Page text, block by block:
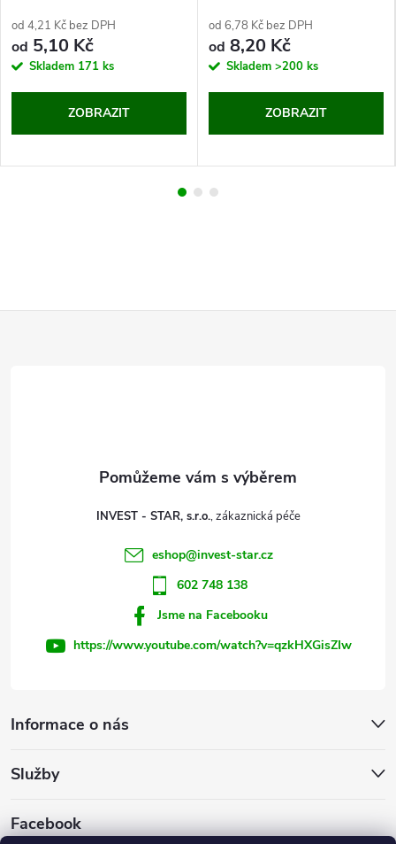
od 4,21 Kč bez DPH
od 5,10 Kč
Skladem 171 ks
ZOBRAZIT
od 6,78 Kč bez DPH
od 8,20 Kč
Skladem >200 ks
ZOBRAZIT
Informace o nás
Služby
Facebook
INVEST - STAR, s.r.o.
eshop@invest-star.cz
602 748 138
Jsme na Facebooku
https://www.youtube.com/watch?v=qzkHXGisZIw